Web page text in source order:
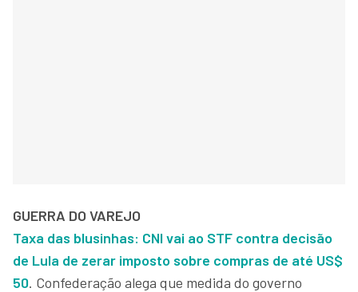
GUERRA DO VAREJO
Taxa das blusinhas: CNI vai ao STF contra decisão
de Lula de zerar imposto sobre compras de até US$
50. Confederação alega que medida do governo